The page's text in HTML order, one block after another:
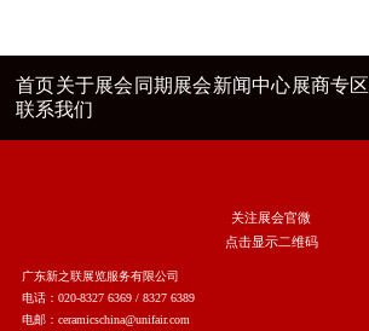
首页关于展会 同期展会新闻中心展商专区
联系我们
关注展会官微
点击显示二维码
广东新之联展览服务有限公司
电话：020-8327 6369 / 8327 6389
电邮：ceramicschina@unifair.com